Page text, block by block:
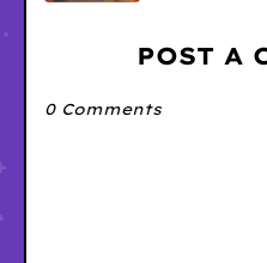
POST A
0 Comments